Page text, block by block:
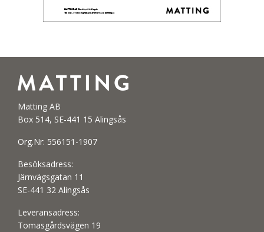
Matting AB
Box 514, SE-441 15 Alingsås
Org.Nr: 556151-1907
Besöksadress:
Järnvägsgatan 11
SE-441 32 Alingsås
Leveransadress:
Tomasgårdsvägen 19